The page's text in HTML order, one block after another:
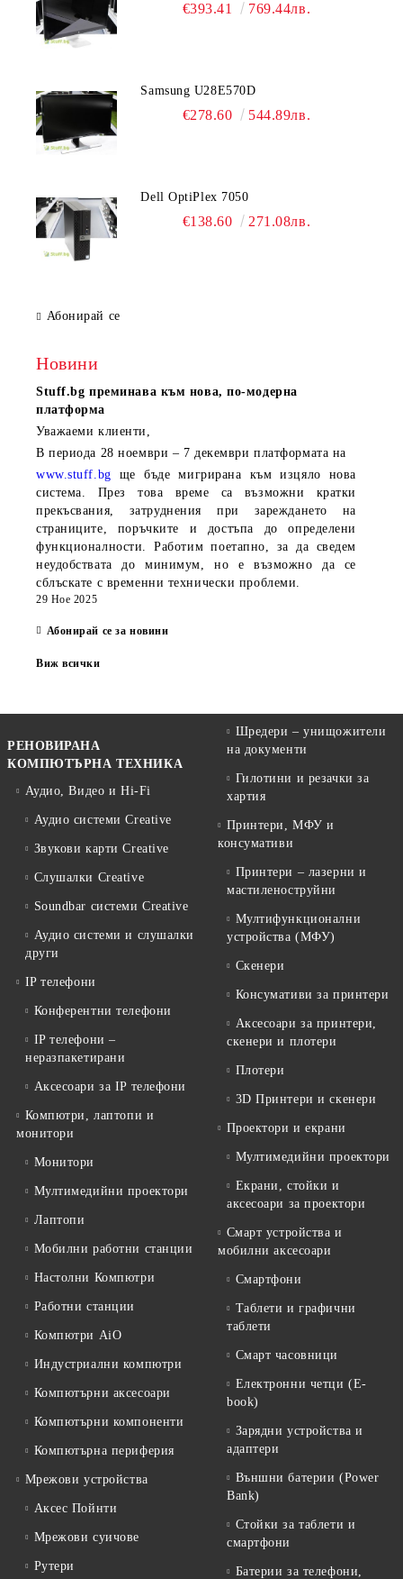
€393.41 769.44лв.
Samsung U28E570D
€278.60 544.89лв.
Dell OptiPlex 7050
€138.60 271.08лв.
Абонирай се
Новини
Stuff.bg преминава към нова, по-модерна
платформа
Уважаеми клиенти,
В периода 28 ноември – 7 декември платформата на
www.stuff.bg ще бъде мигрирана към изцяло нова
система. През това време са възможни кратки
прекъсвания, затруднения при зареждането на
страниците, поръчките и достъпа до определени
функционалности. Работим поетапно, за да сведем
неудобствата до минимум, но е възможно да се
сблъскате с временни технически проблеми.
29 Ное 2025
Абонирай се за новини
Виж всички
РЕНОВИРАНА
КОМПЮТЪРНА ТЕХНИКА
Аудио, Видео и Hi-Fi
Аудио системи Creative
Звукови карти Creative
Слушалки Creative
Soundbar системи Creative
Аудио системи и слушалки
други
IP телефони
Конферентни телефони
IP телефони –
неразпакетирани
Аксесоари за IP телефони
Компютри, лаптопи и
монитори
Монитори
Мултимедийни проектори
Лаптопи
Мобилни работни станции
Настолни Компютри
Работни станции
Компютри AiO
Индустриални компютри
Компютърни аксесоари
Компютърни компоненти
Компютърна периферия
Мрежови устройства
Аксес Пойнти
Мрежови суичове
Рутери
Шредери – унищожители
на документи
Гилотини и резачки за
хартия
Принтери, МФУ и
консумативи
Принтери – лазерни и
мастиленоструйни
Мултифункционални
устройства (МФУ)
Скенери
Консумативи за принтери
Аксесоари за принтери,
скенери и плотери
Плотери
3D Принтери и скенери
Проектори и екрани
Мултимедийни проектори
Екрани, стойки и
аксесоари за проектори
Смарт устройства и
мобилни аксесоари
Смартфони
Таблети и графични
таблети
Смарт часовници
Електронни четци (E-
book)
Зарядни устройства и
адаптери
Външни батерии (Power
Bank)
Стойки за таблети и
смартфони
Батерии за телефони,